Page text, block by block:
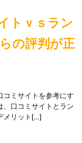
トｖｓラン
の評判が正
コミサイトを参考にす
、口コミサイトとラン
メリット[…]